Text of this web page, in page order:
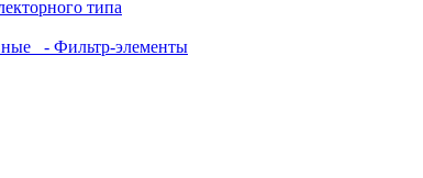
типа
- Фильтр-элементы